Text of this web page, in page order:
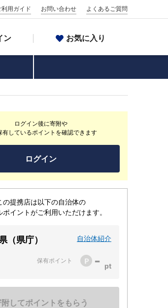
利用ガイド お問い合わせ よくあるご質問
ン お気に入り
ログイン後に寄附や
有しているポイントを確認できます
ログイン
の提携店は以下の自治体の
ポイントがご利用いただけます。
（県庁） 自治体紹介
保有ポイント -
してポイントをもらう